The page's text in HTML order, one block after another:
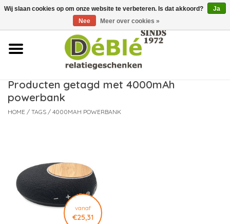
Over ons
Contact
Nieuws
Producten getagd met 4000mAh
powerbank
HOME / TAGS / 4000MAH POWERBANK
vanaf
€25,31
Wij slaan cookies op om onze website te verbeteren. Is dat akkoord?
Ja
Nee
Meer over cookies »